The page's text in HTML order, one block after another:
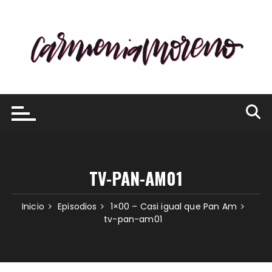
contenido
TV-PAN-AM01
Inicio Episodios
1×00 – Casi igual que Pan Am
tv-pan-am01